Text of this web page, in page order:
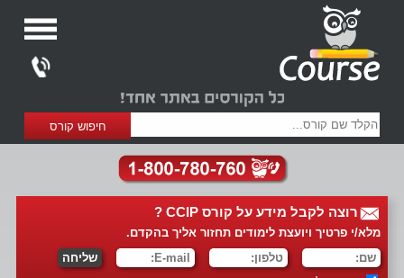
רוצה לקבל מידע על קורס CCIP ?
מלא/י פרטיך ויועצת לימודים תחזור אליך בהקדם.